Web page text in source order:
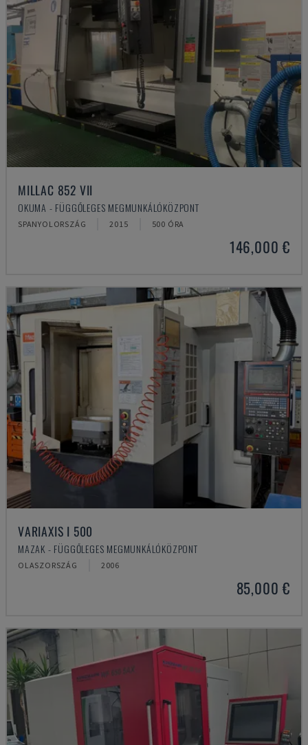
MILLAC 852 VII
OKUMA - FÜGGŐLEGES MEGMUNKÁLÓKÖZPONT
SPANYOLORSZÁG 2015 500 ÓRA
146,000 €
VARIAXIS I 500
MAZAK - FÜGGŐLEGES MEGMUNKÁLÓKÖZPONT
OLASZORSZÁG 2006
85,000 €